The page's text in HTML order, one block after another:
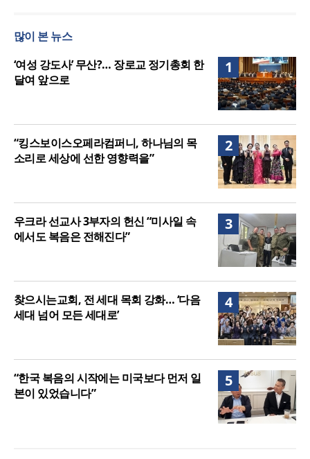
많이 본 뉴스
1
‘여성 강도사’ 무산?… 장로교 정기총회 한
달여 앞으로
2
“킹스보이스오페라컴퍼니, 하나님의 목
소리로 세상에 선한 영향력을”
3
우크라 선교사 3부자의 헌신 “미사일 속
에서도 복음은 전해진다”
4
찾으시는교회, 전 세대 목회 강화… ‘다음
세대 넘어 모든 세대로’
5
“한국 복음의 시작에는 미국보다 먼저 일
본이 있었습니다”